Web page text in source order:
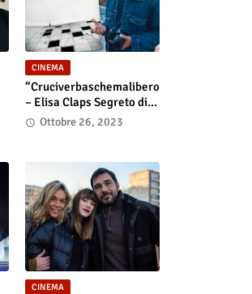
CINEMA
“Cruciverbaschemalibero
– Elisa Claps Segreto di
Stato”. Online il docu-film
Ottobre 26, 2023
CINEMA